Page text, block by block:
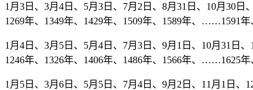
1月3日、3月4日、5月3日、7月2日、8月31日、10月30日
1269年、1349年、1429年、1509年、1589年、……1591
1月4日、3月5日、5月4日、7月3日、9月1日、10月31日
1246年、1326年、1406年、1486年、1566年、……1625年
1月5日、3月6日、5月5日、7月4日、9月2日、11月1日、